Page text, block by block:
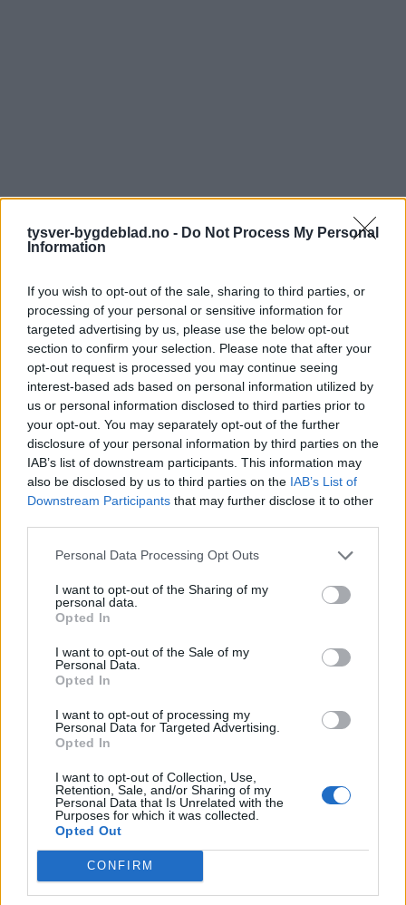
tysver-bygdeblad.no - Do Not Process My Personal
Information
If you wish to opt-out of the sale, sharing to third parties, or
processing of your personal or sensitive information for
targeted advertising by us, please use the below opt-out
section to confirm your selection. Please note that after your
opt-out request is processed you may continue seeing
interest-based ads based on personal information utilized by
us or personal information disclosed to third parties prior to
your opt-out. You may separately opt-out of the further
disclosure of your personal information by third parties on the
IAB’s list of downstream participants. This information may
also be disclosed by us to third parties on the IAB’s List of
Downstream Participants that may further disclose it to other
Personal Data Processing Opt Outs
I want to opt-out of the Sharing of my
personal data.
Opted In
I want to opt-out of the Sale of my
Personal Data.
Opted In
I want to opt-out of processing my
Personal Data for Targeted Advertising.
Opted In
I want to opt-out of Collection, Use,
Retention, Sale, and/or Sharing of my
Personal Data that Is Unrelated with the
Purposes for which it was collected.
Opted Out
CONFIRM